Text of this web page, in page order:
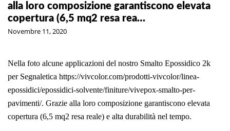
alla loro composizione garantiscono elevata
copertura (6,5 mq2 resa rea…
Novembre 11, 2020
Nella foto alcune applicazioni del nostro Smalto Epossidico 2k
per Segnaletica https://vivcolor.com/prodotti-vivcolor/linea-
epossidici/epossidici-solvente/finiture/vivepox-smalto-per-
pavimenti/. Grazie alla loro composizione garantiscono elevata
copertura (6,5 mq2 resa reale) e alta durabilità nel tempo.